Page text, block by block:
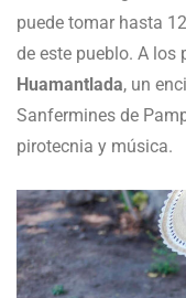
puede tomar hasta
de este pueblo. A los
Huamantlada, un
Sanfermines de
pirotecnia y música.